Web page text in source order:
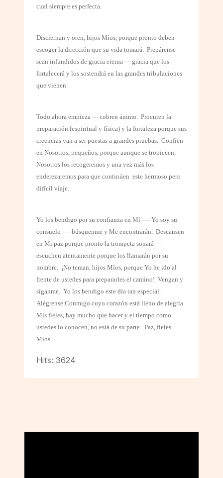
cual siempre es perfecta.
Disciernan y oren, hijos Míos, porque pronto deben
escoger la dirección que su vida tomará. Prepárense ---
sean infundidos de gracia eterna --- gracia que los
fortalecerá y los sostendrá en las grandes tribulaciones
que vienen.
Todo ahora empieza --- cobren ánimo. Procuren la
preparación (espiritual y física) y la fortaleza porque sus
creencias van a ser puestas a grandes pruebas. Confíen
en Nosotros, pequeños, porque aunque se tropiecen,
Nosotros los recogeremos y una vez más los
enderezaremos para que continúen este hermoso pero
difícil viaje.
Yo los bendigo por su confianza en Mí ---- Yo soy su
consuelo ---- búsquenme y Me encontrarán. Descansen
en Mi paz porque pronto la trompeta sonará ----
escuchen atentamente porque los llamarán por su
nombre. ¡No teman, hijos Míos, porque Yo he ido al
frente de ustedes para prepararles el camino! Vengan y
síganme. Yo los bendigo este día tan especial.
Alégrense Conmigo cuyo corazón está lleno de alegría.
Mis fieles, hay mucho que hacer y el tiempo como
ustedes lo conocen, no está de su parte. Paz, fieles
Míos.
Hits: 3624